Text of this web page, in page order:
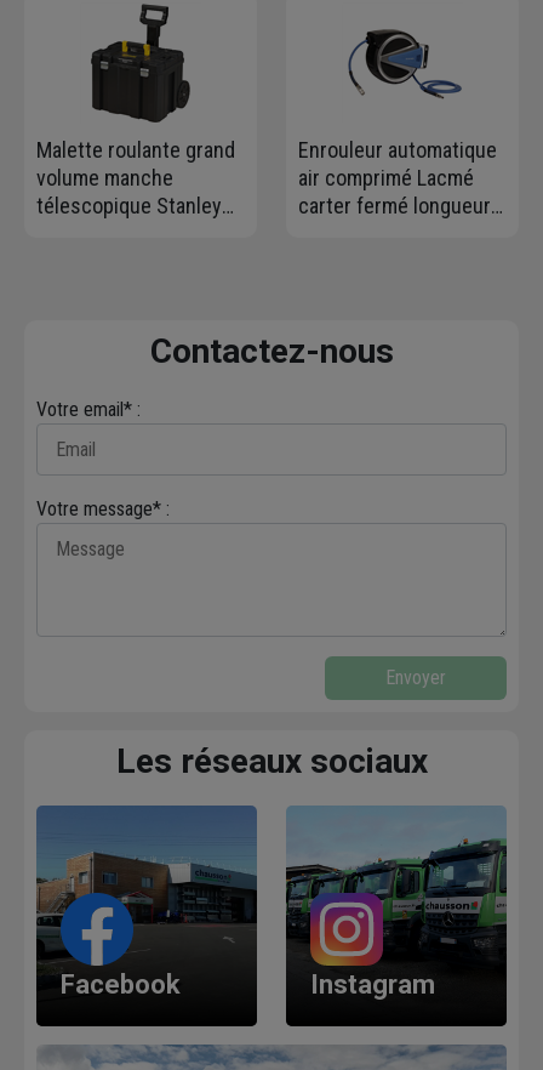
Malette roulante grand
volume manche
télescopique Stanley
Enrouleur automatique
air comprimé Lacmé
carter fermé longueur
Contactez-nous
Votre email* :
Votre message* :
Envoyer
Les réseaux sociaux
Facebook Instagram